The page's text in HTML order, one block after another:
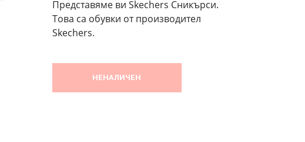
Представяме ви Skechers Сникърси.
Това са обувки от производител
Skechers.
НЕНАЛИЧЕН